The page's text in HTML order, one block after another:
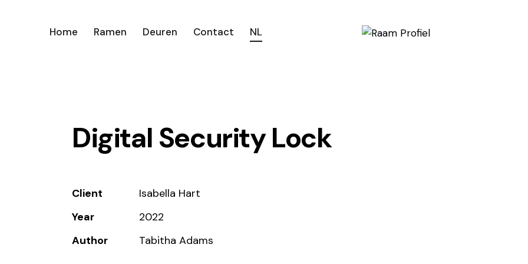
Home Ramen Deuren Contact NL
Digital Security Lock
Client
Isabella Hart
Year
2022
Author
Tabitha Adams